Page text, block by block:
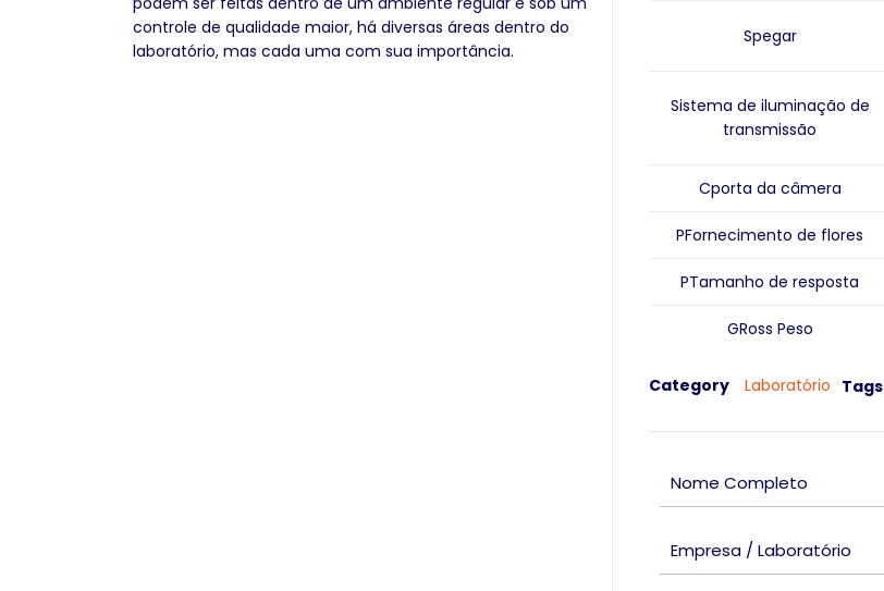
controle de qualidade maior, há diversas áreas dentro do
laboratório, mas cada uma com sua importância.
Spegar
Sistema de iluminação de
transmissão
Cporta da câmera
PFornecimento de flores
PTamanho de resposta
GRoss Peso
Category Laboratório Tags